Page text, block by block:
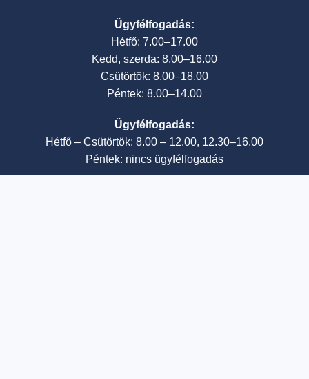
Ügyfélfogadás:
Hétfő: 7.00–17.00
Kedd, szerda: 8.00–16.00
Csütörtök: 8.00–18.00
Péntek: 8.00–14.00
Ügyfélfogadás:
Hétfő – Csütörtök: 8.00 – 12.00, 12.30–16.00
Péntek: nincs ügyfélfogadás